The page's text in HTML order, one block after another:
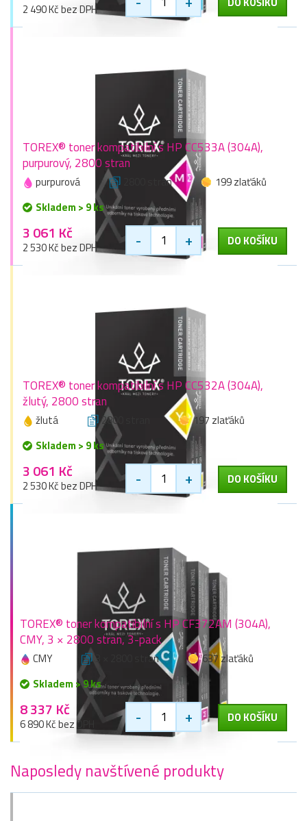
2 490 Kč bez DPH
TOREX® toner kompatibilní s HP CC533A (304A),
purpurový, 2800 stran
purpurová 2800 stran
199 zlaťáků
Skladem > 9 ks
3 061 Kč
2 530 Kč bez DPH - + DO KOŠÍKU
TOREX® toner kompatibilní s HP CC532A (304A),
žlutý, 2800 stran
žlutá 2800 stran
197 zlaťáků
Skladem > 9 ks
3 061 Kč
2 530 Kč bez DPH - + DO KOŠÍKU
TOREX® toner kompatibilní s HP CF372AM (304A),
CMY, 3 × 2800 stran, 3-pack
CMY 3 × 2800 stran
637 zlaťáků
Skladem > 9 ks
8 337 Kč
6 890 Kč bez DPH - + DO KOŠÍKU
Naposledy navštívené produkty